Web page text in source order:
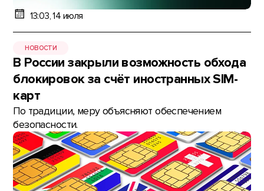
13:03, 14 июля
НОВОСТИ
В России закрыли возможность обхода
блокировок за счёт иностранных SIM-
карт
По традиции, меру объясняют обеспечением
безопасности.